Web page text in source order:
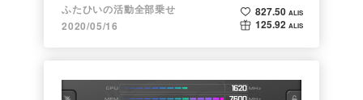
ふたひいの活動全部乗せ
2020/05/16
827.50 ALIS
125.92 ALIS